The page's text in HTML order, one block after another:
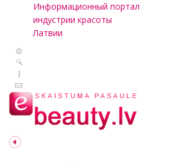
Информационный портал
индустрии красоты
Латвии